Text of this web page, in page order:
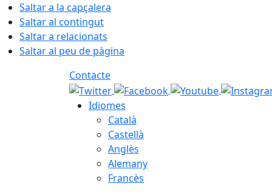
Saltar a la capçalera
Saltar al contingut
Saltar a relacionats
Saltar al peu de pàgina
Contacte
Idiomes
Català
Castellà
Anglès
Alemany
Francès